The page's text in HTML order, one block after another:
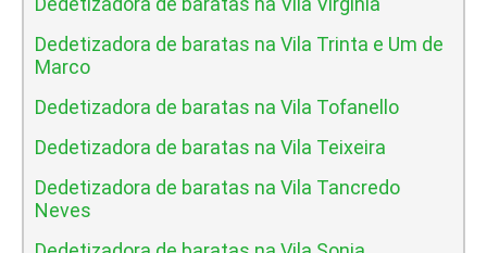
Dedetizadora de baratas na Vila Trinta e Um de
Marco
Dedetizadora de baratas na Vila Tofanello
Dedetizadora de baratas na Vila Teixeira
Dedetizadora de baratas na Vila Tancredo
Neves